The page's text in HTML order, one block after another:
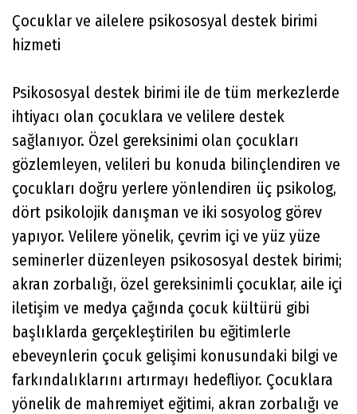
Çocuklar ve ailelere psikososyal destek birimi
hizmeti
Psikososyal destek birimi ile de tüm merkezlerde
ihtiyacı olan çocuklara ve velilere destek
sağlanıyor. Özel gereksinimi olan çocukları
gözlemleyen, velileri bu konuda bilinçlendiren ve
çocukları doğru yerlere yönlendiren üç psikolog,
dört psikolojik danışman ve iki sosyolog görev
yapıyor. Velilere yönelik, çevrim içi ve yüz yüze
seminerler düzenleyen psikososyal destek birimi;
akran zorbalığı, özel gereksinimli çocuklar, aile içi
iletişim ve medya çağında çocuk kültürü gibi
başlıklarda gerçekleştirilen bu eğitimlerle
ebeveynlerin çocuk gelişimi konusundaki bilgi ve
farkındalıklarını artırmayı hedefliyor. Çocuklara
yönelik de mahremiyet eğitimi, akran zorbalığı ve